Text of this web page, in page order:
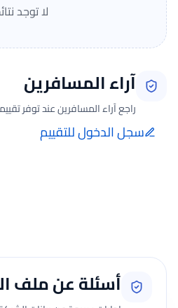
لا توجد
آراء المسافرين
راجع آراء المسافرين عند توفر
سجل الدخول للتقييم
أسئلة عن ملف